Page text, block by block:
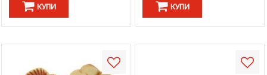
КУПИ КУПИ